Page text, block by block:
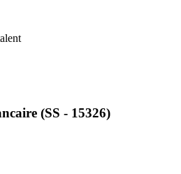
(SS - 15326)